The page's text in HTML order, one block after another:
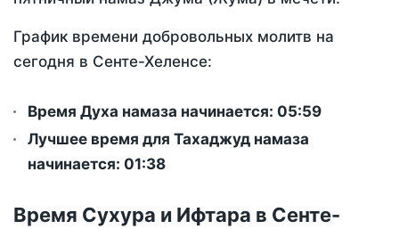
График времени добровольных молитв на
сегодня в Сенте-Хеленсе:
Время Духа намаза начинается: 05:59
Лучшее время для Тахаджуд намаза
начинается: 01:38
Время Сухура и Ифтара в Сенте-